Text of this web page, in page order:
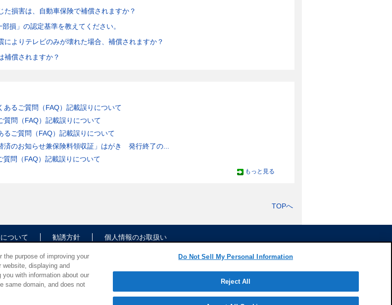
た損害は、自動車保険で補償されますか？
損」の認定基準を教えてください。
によりテレビのみが壊れた場合、補償されますか？
補償されますか？
あるご質問（FAQ）記載誤りについて
質問（FAQ）記載誤りについて
るご質問（FAQ）記載誤りについて
済のお知らせ兼保険料領収証」はがき 発行終了の...
質問（FAQ）記載誤りについて
もっと見る
TOPへ
ついて 勧誘方針 個人情報のお取扱い
Copyright (c) Tokio Marine & Nichido Fire Insurance Co., Ltd.
purpose of improving your
displaying and
with information about our
same domain, and does not
Do Not Sell My Personal Information
Reject All